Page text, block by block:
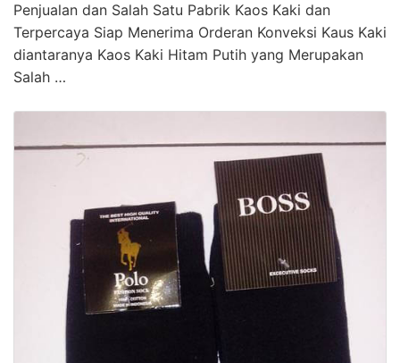
Penjualan dan Salah Satu Pabrik Kaos Kaki dan
Terpercaya Siap Menerima Orderan Konveksi Kaus Kaki
diantaranya Kaos Kaki Hitam Putih yang Merupakan
Salah …